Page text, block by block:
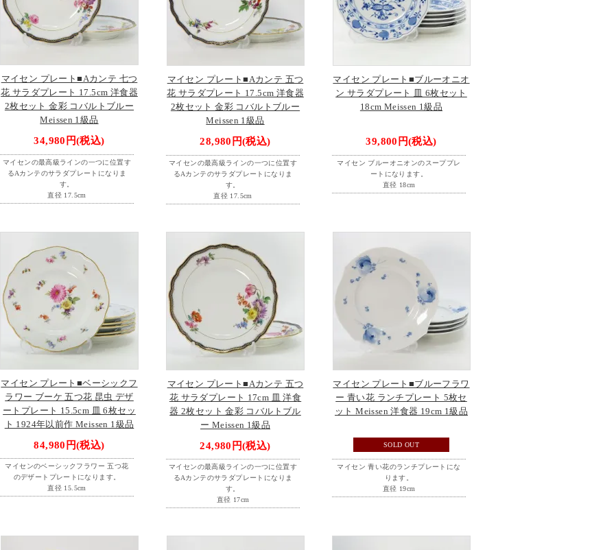
マイセン プレート■Aカンテ 七つ
花 サラダプレート 17.5cm 洋食器
2枚セット 金彩 コバルトブルー
Meissen 1級品
34,980円(税込)
マイセンの最高級ラインの一つに位置す
るAカンテのサラダプレートになりま
す。
直径 17.5cm
マイセン プレート■Aカンテ 五つ
花 サラダプレート 17.5cm 洋食器
2枚セット 金彩 コバルトブルー
Meissen 1級品
28,980円(税込)
マイセンの最高級ラインの一つに位置す
るAカンテのサラダプレートになりま
す。
直径 17.5cm
マイセン プレート■ブルーオニオ
ン サラダプレート 皿 6枚セット
18cm Meissen 1級品
39,800円(税込)
マイセン ブルーオニオンのスーププレ
ートになります。
直径 18cm
マイセン プレート■ベーシックフ
ラワー ブーケ 五つ花 昆虫 デザ
ートプレート 15.5cm 皿 6枚セッ
ト 1924年以前作 Meissen 1級品
84,980円(税込)
マイセンのベーシックフラワー 五つ花
のデザートプレートになります。
直径 15.5cm
マイセン プレート■Aカンテ 五つ
花 サラダプレート 17cm 皿 洋食
器 2枚セット 金彩 コバルトブル
ー Meissen 1級品
24,980円(税込)
マイセンの最高級ラインの一つに位置す
るAカンテのサラダプレートになりま
す。
直径 17cm
マイセン プレート■ブルーフラワ
ー 青い花 ランチプレート 5枚セ
ット Meissen 洋食器 19cm 1級品
SOLD OUT
マイセン 青い花のランチプレートにな
ります。
直径 19cm